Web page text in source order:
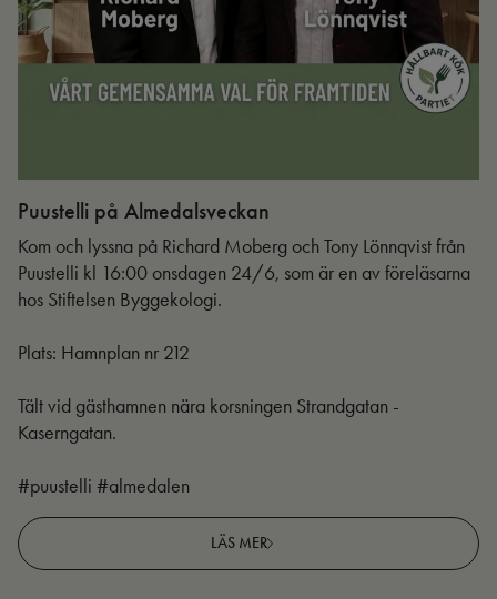
Puustelli på Almedalsveckan
Kom och lyssna på Richard Moberg och Tony Lönnqvist från
Puustelli kl 16:00 onsdagen 24/6, som är en av föreläsarna
hos Stiftelsen Byggekologi.
Plats: Hamnplan nr 212
Tält vid gästhamnen nära korsningen Strandgatan -
Kaserngatan.
#puustelli #almedalen
LÄS MER